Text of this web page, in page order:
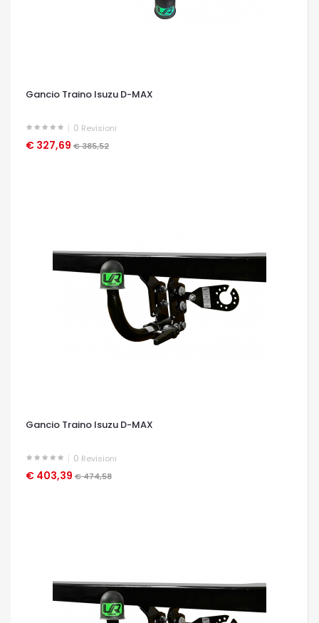
Gancio Traino Isuzu D-MAX
0 Revisioni
€ 327,69 € 385,52
OCCHIATA VELOCE
Gancio Traino Isuzu D-MAX
0 Revisioni
€ 403,39 € 474,58
OCCHIATA VELOCE